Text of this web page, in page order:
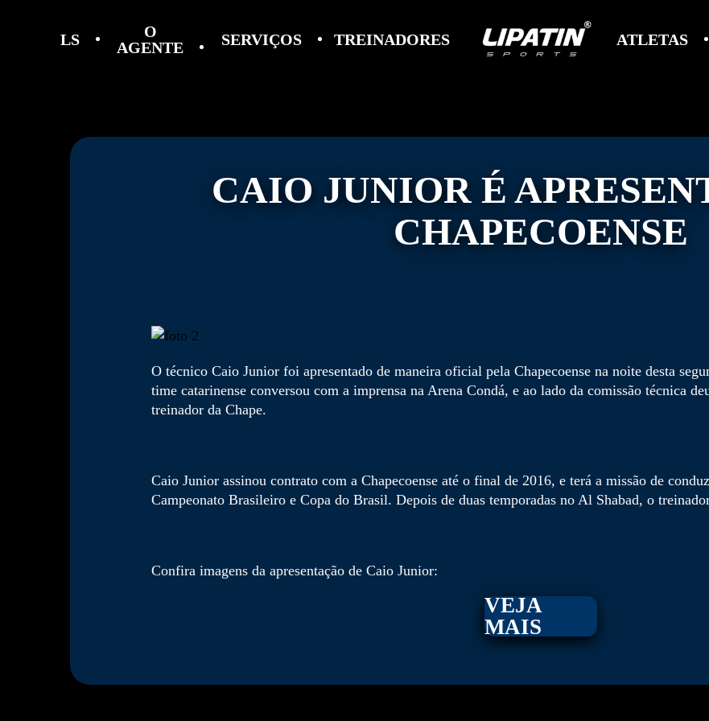
LS
O
AGENTE
SERVIÇOS TREINADORES ATLETAS
CAIO JUNIOR É
CHAPECOENSE
O técnico Caio Junior foi apresentado de maneira oficial pela Chapecoense na noite desta
time catarinense conversou com a imprensa na Arena Condá, e ao lado da comissão técnica
treinador da Chape.
Caio Junior assinou contrato com a Chapecoense até o final de 2016, e terá a missão de
Campeonato Brasileiro e Copa do Brasil. Depois de duas temporadas no Al Shabad, o
Confira imagens da apresentação de Caio Junior:
VEJA
MAIS